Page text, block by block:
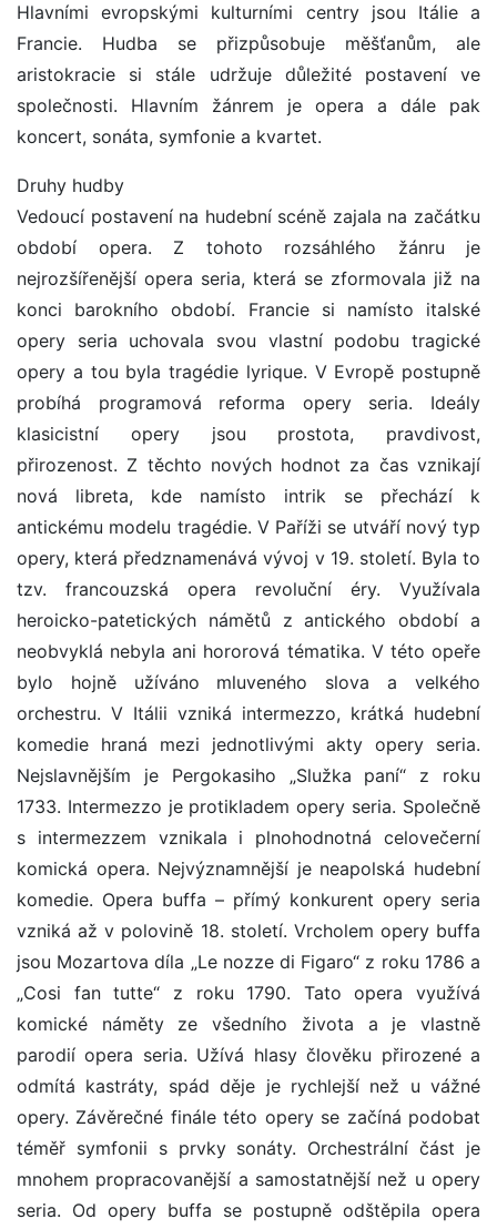
Hlavními evropskými kulturními centry jsou Itálie a
Francie. Hudba se přizpůsobuje měšťanům, ale
aristokracie si stále udržuje důležité postavení ve
společnosti. Hlavním žánrem je opera a dále pak
koncert, sonáta, symfonie a kvartet.
Druhy hudby
Vedoucí postavení na hudební scéně zajala na začátku
období opera. Z tohoto rozsáhlého žánru je
nejrozšířenější opera seria, která se zformovala již na
konci barokního období. Francie si namísto italské
opery seria uchovala svou vlastní podobu tragické
opery a tou byla tragédie lyrique. V Evropě postupně
probíhá programová reforma opery seria. Ideály
klasicistní opery jsou prostota, pravdivost,
přirozenost. Z těchto nových hodnot za čas vznikají
nová libreta, kde namísto intrik se přechází k
antickému modelu tragédie. V Paříži se utváří nový typ
opery, která předznamenává vývoj v 19. století. Byla to
tzv. francouzská opera revoluční éry. Využívala
heroicko-patetických námětů z antického období a
neobvyklá nebyla ani hororová tématika. V této opeře
bylo hojně užíváno mluveného slova a velkého
orchestru. V Itálii vzniká intermezzo, krátká hudební
komedie hraná mezi jednotlivými akty opery seria.
Nejslavnějším je Pergokasiho „Služka paní“ z roku
1733. Intermezzo je protikladem opery seria. Společně
s intermezzem vznikala i plnohodnotná celovečerní
komická opera. Nejvýznamnější je neapolská hudební
komedie. Opera buffa – přímý konkurent opery seria
vzniká až v polovině 18. století. Vrcholem opery buffa
jsou Mozartova díla „Le nozze di Figaro“ z roku 1786 a
„Cosi fan tutte“ z roku 1790. Tato opera využívá
komické náměty ze všedního života a je vlastně
parodií opera seria. Užívá hlasy člověku přirozené a
odmítá kastráty, spád děje je rychlejší než u vážné
opery. Závěrečné finále této opery se začíná podobat
téměř symfonii s prvky sonáty. Orchestrální část je
mnohem propracovanější a samostatnější než u opery
seria. Od opery buffa se postupně odštěpila opera